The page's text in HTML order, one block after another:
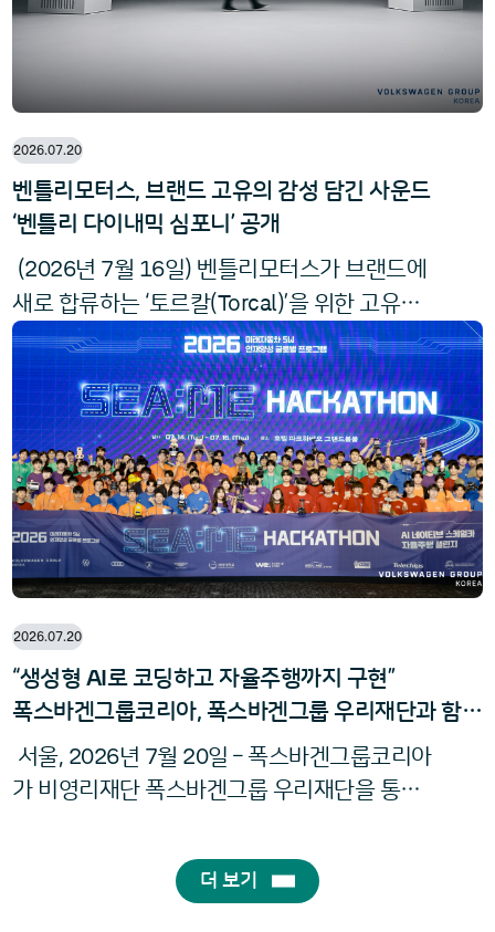
2026.07.20
벤틀리모터스, 브랜드 고유의 감성 담긴 사운드
‘벤틀리 다이내믹 심포니’ 공개
(2026년 7월 16일) 벤틀리모터스가 브랜드에
새로 합류하는 ‘토르칼(Torcal)’을 위한 고유의
사운드트랙 ‘벤틀리 다이내믹 심포니(Bentley
Dynamic Symphony)’를 공개했다. 토르칼의
사운드는 벤틀리가 역사 속에서 선보여 온 놀라
운 엔진들로부터 영감을 받았다.1930년대의
슈퍼차저 엔진부터 전설적인6¾리터V
2026.07.20
“생성형 AI로 코딩하고 자율주행까지 구현”
폭스바겐그룹코리아, 폭스바겐그룹 우리재단과 함께
진행한 ‘2026씨:미 해커톤’ 성공적 마무리
서울, 2026년 7월 20일 – 폭스바겐그룹코리아
가 비영리재단 폭스바겐그룹 우리재단을 통해
씨:미 해커톤’을 성공적으로 마무리했다. ‘씨:
Software Engineering in Autom
더 보기